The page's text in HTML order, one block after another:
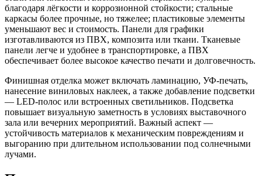
благодаря лёгкости и коррозионной стойкости; стальные
каркасы более прочные, но тяжелее; пластиковые элементы
уменьшают вес и стоимость. Панели для графики
изготавливаются из ПВХ, композита или ткани. Тканевые
панели легче и удобнее в транспортировке, а ПВХ
обеспечивает более высокое качество печати и долговечность.
Финишная отделка может включать ламинацию, УФ-печать,
нанесение виниловых наклеек, а также добавление подсветки
— LED-полос или встроенных светильников. Подсветка
повышает визуальную заметность в условиях выставочного
зала или вечерних мероприятий. Важный аспект —
устойчивость материалов к механическим повреждениям и
выгоранию при длительном использовании под солнечными
лучами.